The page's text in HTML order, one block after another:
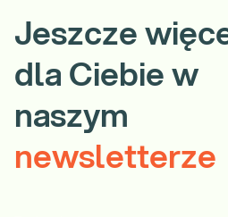
Jeszcze
dla Ciebie w
naszym
newsletterze